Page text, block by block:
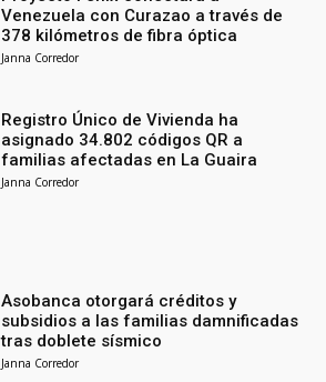
Venezuela con Curazao a través de
378 kilómetros de fibra óptica
Janna Corredor
Registro Único de Vivienda ha
asignado 34.802 códigos QR a
familias afectadas en La Guaira
Janna Corredor
Asobanca otorgará créditos y
subsidios a las familias damnificadas
tras doblete sísmico
Janna Corredor